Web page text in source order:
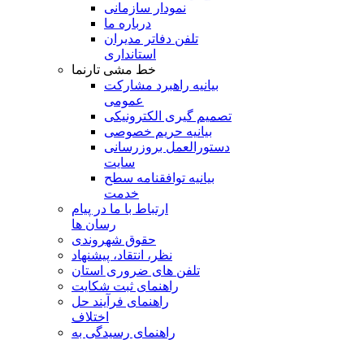
نمودار سازمانی
درباره ما
تلفن دفاتر مدیران
استانداری
خط مشی تارنما
بیانیه راهبرد مشارکت
عمومی
تصمیم گیری الکترونیکی
بیانیه حریم خصوصی
دستورالعمل بروزرسانی
سایت
بیانیه توافقنامه سطح
خدمت
ارتباط با ما در پیام
رسان ها
حقوق شهروندی
نظر، انتقاد، پیشنهاد
تلفن های ضروری استان
راهنمای ثبت شکایت
راهنمای فرآیند حل
اختلاف
راهنمای رسیدگی به